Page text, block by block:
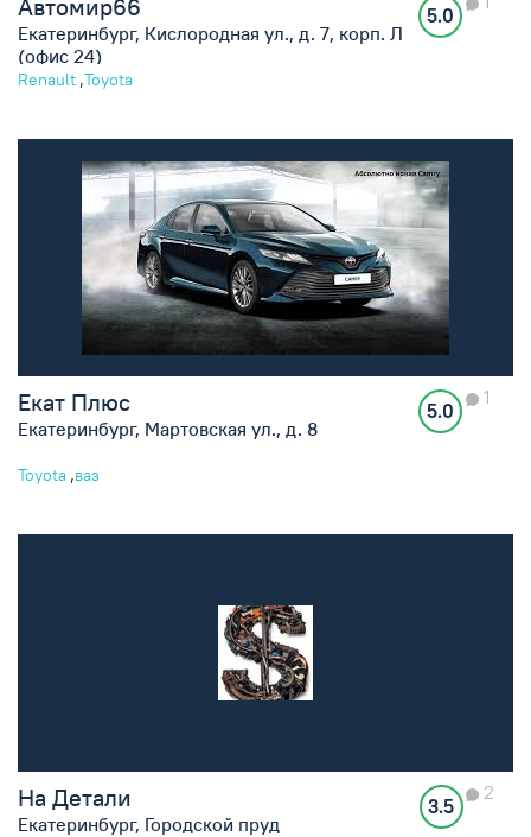
Автомир66
Екатеринбург, Кислородная ул., д. 7, корп. Л
(офис 24)
5.0
Renault ,Toyota
Екат Плюс
Екатеринбург, Мартовская ул., д. 8
5.0
1
Toyota ,ваз
На Детали
Екатеринбург, Городской пруд
3.5
2